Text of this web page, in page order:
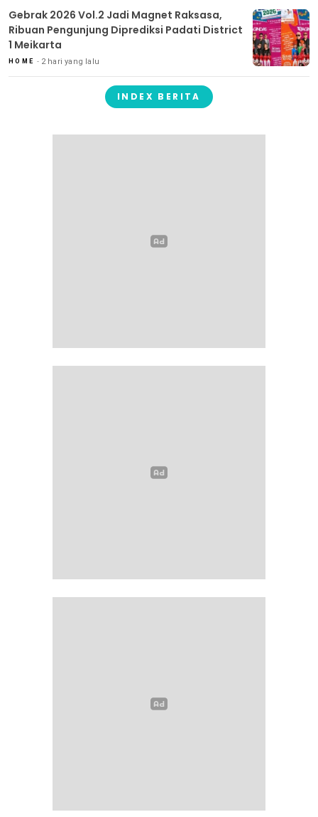
Gebrak 2026 Vol.2 Jadi Magnet Raksasa,
Ribuan Pengunjung Diprediksi Padati District
1 Meikarta
HOME 2 hari yang lalu
INDEX BERITA